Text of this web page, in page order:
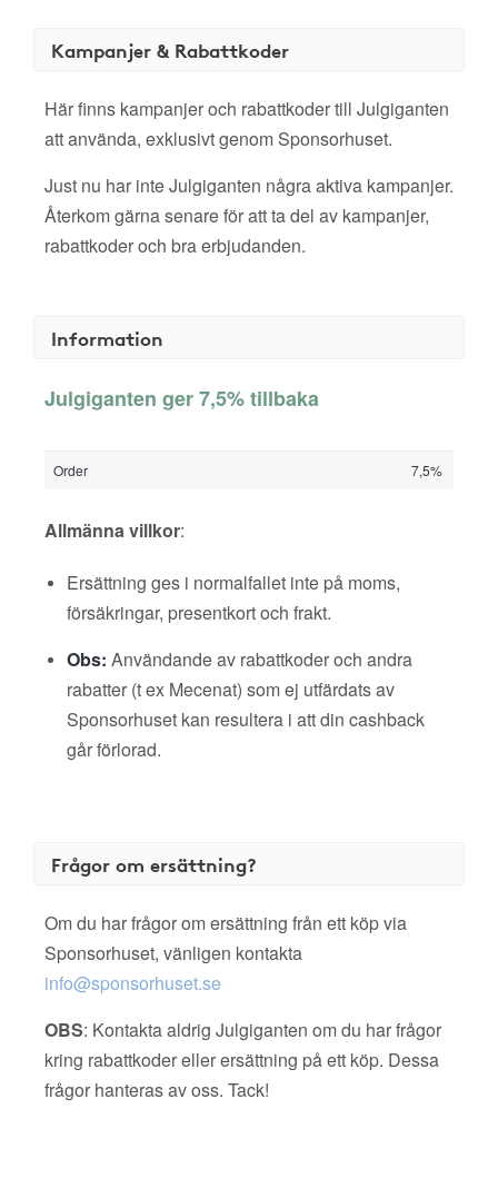
Kampanjer & Rabattkoder
Här finns kampanjer och rabattkoder till Julgiganten
att använda, exklusivt genom Sponsorhuset.
Just nu har inte Julgiganten några aktiva kampanjer.
Återkom gärna senare för att ta del av kampanjer,
rabattkoder och bra erbjudanden.
Information
Julgiganten ger 7,5% tillbaka
Order 7,5%
Allmänna villkor:
Ersättning ges i normalfallet inte på moms,
försäkringar, presentkort och frakt.
Obs: Användande av rabattkoder och andra
rabatter (t ex Mecenat) som ej utfärdats av
Sponsorhuset kan resultera i att din cashback
går förlorad.
Frågor om ersättning?
Om du har frågor om ersättning från ett köp via
Sponsorhuset, vänligen kontakta
info@sponsorhuset.se
OBS: Kontakta aldrig Julgiganten om du har frågor
kring rabattkoder eller ersättning på ett köp. Dessa
frågor hanteras av oss. Tack!